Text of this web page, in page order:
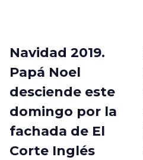
Navidad 2019.
Papá Noel
desciende este
domingo por la
fachada de El
Corte Inglés